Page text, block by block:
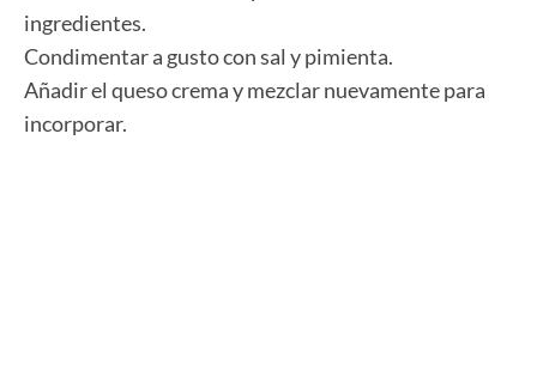
ingredientes.
Condimentar a gusto con sal y pimienta.
Añadir el queso crema y mezclar nuevamente para
incorporar.